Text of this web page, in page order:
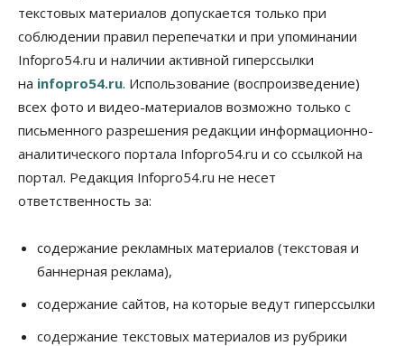
Не катастрофа, а стресс-тест: эксперт
новосибирской сети СТО пояснил кому можно
заливать бензин Евро‑2
09 Августа 2026, 10:00
Бизнес Общество
Работодатели Новосибирска заявили в центры
занятости почти 32 тысячи вакансий
09 Августа 2026, 09:00
Бизнес Общество
08 Августа 2026, 18:00
Общество
К современному юридическому образованию в
России возникает много вопросов
08 Августа 2026, 17:00
текстовых материалов допускается только при
соблюдении правил перепечатки и при упоминании
Infopro54.ru и наличии активной гиперссылки
на infopro54.ru. Использование (воспроизведение)
всех фото и видео-материалов возможно только с
письменного разрешения редакции информационно-
аналитического портала Infopro54.ru и со ссылкой на
портал. Редакция Infopro54.ru не несет
ответственность за:
содержание рекламных материалов (текстовая и
баннерная реклама),
содержание сайтов, на которые ведут гиперссылки
содержание текстовых материалов из рубрики